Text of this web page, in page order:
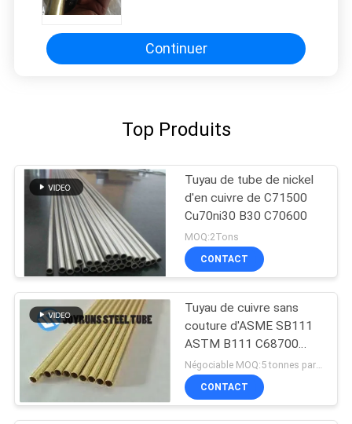
Continuer
Top Produits
Tuyau de tube de nickel
d'en cuivre de C71500
Cu70ni30 B30 C70600
MOQ:2Tons
CONTACT
Tuyau de cuivre sans
couture d'ASME SB111
ASTM B111 C68700
CuZn20Al2As HAL77-2 Négociable MOQ:5 tonnes par taille
CONTACT